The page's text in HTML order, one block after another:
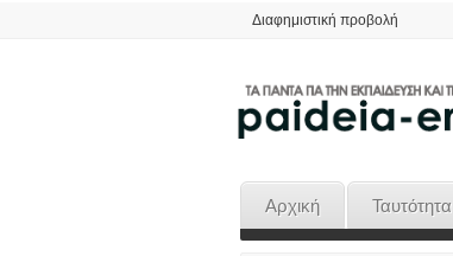
Διαφημιστική προβολή
Αρχική Ταυτότητα